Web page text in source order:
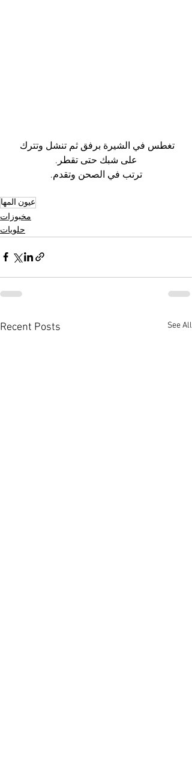
تغطس في الشيرة برفق ثم تنشل وتترك
على شبك حتى تقطر.
ترتب في الصحن وتقدم.
عيون المها
مخبوزات
حلويات
Recent Posts See All